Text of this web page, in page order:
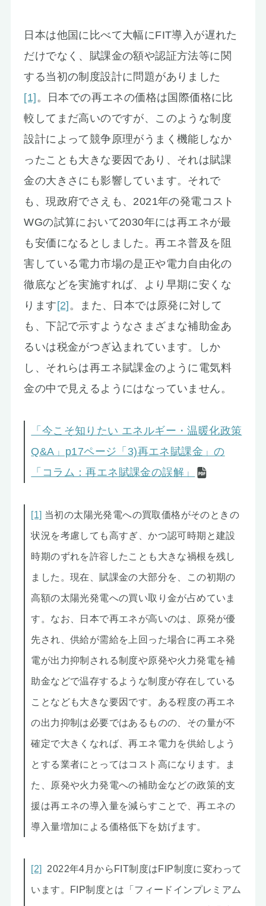
日本は他国に比べて大幅にFIT導入が遅れた
だけでなく、賦課金の額や認証方法等に関
する当初の制度設計に問題がありました
[1] 。日本での再エネの価格は国際価格に比
較してまだ高いのですが、このような制度
設計によって競争原理がうまく機能しなか
ったことも大きな要因であり、それは賦課
金の大きさにも影響しています。それで
も、現政府でさえも、2021年の発電コスト
WGの試算において2030年には再エネが最
も安価になるとしました。再エネ普及を阻
害している電力市場の是正や電力自由化の
徹底などを実施すれば、より早期に安くな
ります [2] 。また、日本では原発に対して
も、下記で示すようなさまざまな補助金あ
るいは税金がつぎ込まれています。しか
し、それらは再エネ賦課金のように電気料
金の中で見えるようにはなっていません。
「今こそ知りたい エネルギー・温暖化政策
Q&A」p17ページ「3)再エネ賦課金」の
「コラム：再エネ賦課金の誤解」
[1] 当初の太陽光発電への買取価格がそのときの
状況を考慮しても高すぎ、かつ認可時期と建設
時期のずれを許容したことも大きな禍根を残し
ました。現在、賦課金の大部分を、この初期の
高額の太陽光発電への買い取り金が占めていま
す。なお、日本で再エネが高いのは、原発が優
先され、供給が需給を上回った場合に再エネ発
電が出力抑制される制度や原発や火力発電を補
助金などで温存するような制度が存在している
ことなども大きな要因です。ある程度の再エネ
の出力抑制は必要ではあるものの、その量が不
確定で大きくなれば、再エネ電力を供給しよう
とする業者にとってはコスト高になります。ま
た、原発や火力発電への補助金などの政策的支
援は再エネの導入量を減らすことで、再エネの
導入量増加による価格低下を妨げます。
[2] 2022年4月からFIT制度はFIP制度に変わって
います。FIP制度とは「フィードインプレミアム